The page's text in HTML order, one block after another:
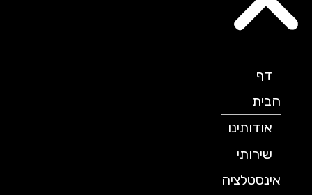
הבית
אודותינו
שירותי
אינסטלציה